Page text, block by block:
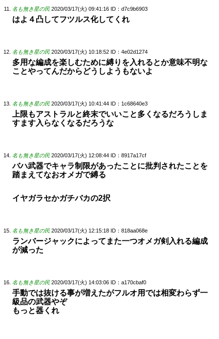
名も無き星の民 2020/03/17(火) 09:41:16 ID：d7c9b6903
はよ４凸してフツルス化してくれ
名も無き星の民 2020/03/17(火) 10:18:52 ID：4e02d1274
多用な編成を楽しむために縛りを入れるとか意味不明な
ことやってんだからどうしようもないよ
名も無き星の民 2020/03/17(火) 10:41:44 ID：1c68640e3
上限もアストラルと終末でいいこと多くなるだろうしま
すます入らなくなるだろうな
名も無き星の民 2020/03/17(火) 12:08:44 ID：8917a17cf
バハ武器でキャラ制限があったことに批判されたことを
踏まえてなおオメガで縛る
イヤガラセかガチバカの2択
名も無き星の民 2020/03/17(火) 12:15:18 ID：818aa068e
ランバージャックによってまた一つオメガ剣入れる編成
が減った
名も無き星の民 2020/03/17(火) 14:03:06 ID：a170cbaf0
手動では抜ける事が増えたがフルオ用では相変わらず一
級品の武器やぞ
もっと器くれ